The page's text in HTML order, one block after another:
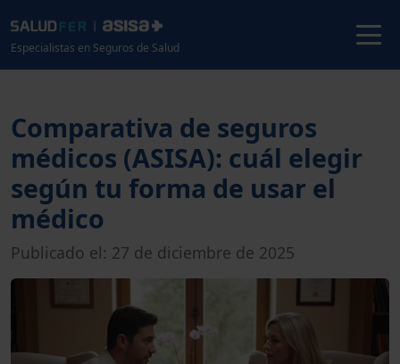
Especialistas en Seguros de Salud
Comparativa de seguros
médicos (ASISA): cuál elegir
según tu forma de usar el
médico
Publicado el: 27 de diciembre de 2025